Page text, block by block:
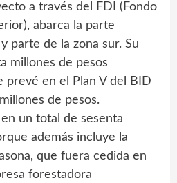
a través del FDI (Fondo
abarca la parte
parte de la zona sur. Su
millones de pesos
prevé en el Plan V del BID
de pesos.
un total de sesenta
además incluye la
que fuera cedida en
forestadora